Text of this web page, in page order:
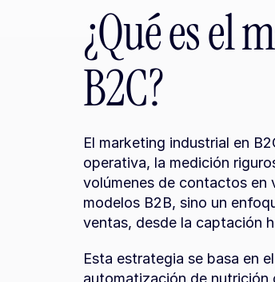
¿Qué es el
B2C?
El marketing industrial en
operativa, la medición
volúmenes de contactos en
modelos B2B, sino un
ventas, desde la captación
Esta estrategia se basa en
automatización de nutrición